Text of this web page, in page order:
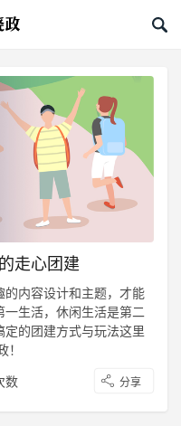
走心团建
内容设计和主题，才能
生活，休闲生活是第二
的团建方式与玩法这里
数 分享